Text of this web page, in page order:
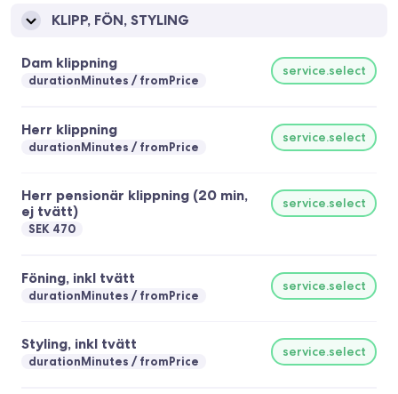
KLIPP, FÖN, STYLING
Dam klippning
durationMinutes fromPrice
service.select
Herr klippning
durationMinutes fromPrice
service.select
Herr pensionär klippning (20 min,
ej tvätt)
SEK 470
service.select
Föning, inkl tvätt
durationMinutes fromPrice
service.select
Styling, inkl tvätt
durationMinutes fromPrice
service.select